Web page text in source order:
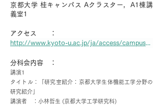
京都大学 桂キャンパス Aクラスター，A1棟講
義室1
​アクセス ：
http://www.kyoto-u.ac.jp/ja/access/campus/map6r_k.htm
分科会内容 ：
講演1
タイトル：「研究室紹介：京都大学生体機能工学分野の
研究紹介」
講演者 ：小林哲生 (京都大学工学研究科)